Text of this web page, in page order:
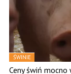
ŚWINIE
Ceny świń